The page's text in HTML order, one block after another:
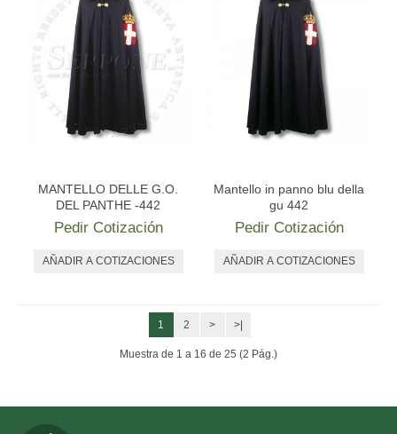
MANTELLO DELLE G.O.
DEL PANTHE -442
Pedir Cotización
Mantello in panno blu della
gu 442
Pedir Cotización
1 2 > >|
Muestra de 1 a 16 de 25 (2 Pág.)